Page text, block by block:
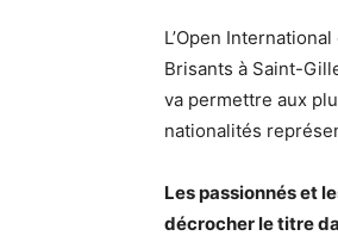
L’Open
Brisants à Saint-
va permettre aux
nationalités
Les passionnés et
décrocher le titre